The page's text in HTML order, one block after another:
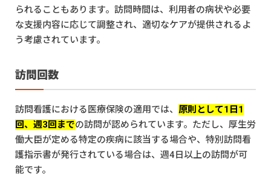
られることもあります。訪問時間は、利用者の病状や必要
な支援内容に応じて調整され、適切なケアが提供されるよ
う考慮されています。
訪問回数
訪問看護における医療保険の適用では、 原則として1日1
回、週3回までの訪問が認められています。ただし、厚生労
働大臣が定める特定の疾病に該当する場合や、特別訪問看
護指示書が発行されている場合は、週4日以上の訪問が可
能です。